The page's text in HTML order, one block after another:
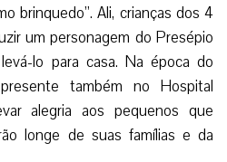
brinquedo”. Ali, crianças dos 4
um personagem do Presépio
lo para casa. Na época do
também no Hospital
alegria aos pequenos que
longe de suas famílias e da